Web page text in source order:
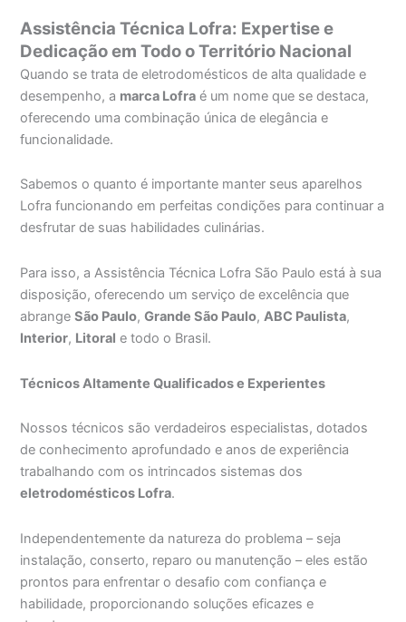
Assistência Técnica Lofra: Expertise e
Dedicação em Todo o Território Nacional
Quando se trata de eletrodomésticos de alta qualidade e
desempenho, a marca Lofra é um nome que se destaca,
oferecendo uma combinação única de elegância e
funcionalidade.
Sabemos o quanto é importante manter seus aparelhos
Lofra funcionando em perfeitas condições para continuar a
desfrutar de suas habilidades culinárias.
Para isso, a Assistência Técnica Lofra São Paulo está à sua
disposição, oferecendo um serviço de excelência que
abrangeSão Paulo,Grande São Paulo,ABC Paulista,
Interior, Litoral e todo o Brasil.
Técnicos Altamente Qualificados e Experientes
Nossos técnicos são verdadeiros especialistas, dotados
de conhecimento aprofundado e anos de experiência
trabalhando com os intrincados sistemas dos
eletrodomésticos Lofra.
Independentemente da natureza do problema – seja
instalação, conserto, reparo ou manutenção – eles estão
prontos para enfrentar o desafio com confiança e
habilidade, proporcionando soluções eficazes e